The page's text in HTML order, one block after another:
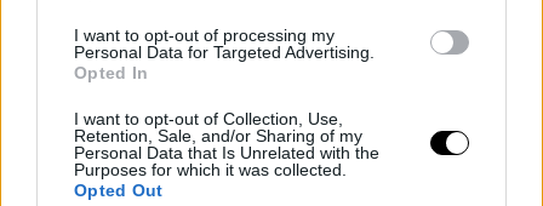
I want to opt-out of processing my
Personal Data for Targeted Advertising.
Opted In
I want to opt-out of Collection, Use,
Retention, Sale, and/or Sharing of my
Personal Data that Is Unrelated with the
Purposes for which it was collected.
Opted Out
αντιμετωπίζεται όχι μόνο ως ένας τρόπος δημιουργίας αλλά και
ως ένα διαχρονικό σύμβολο σύνδεσης, συνδιαλλαγής και
συνεργατικού ήθους, που διαπνέει τον οίκο.